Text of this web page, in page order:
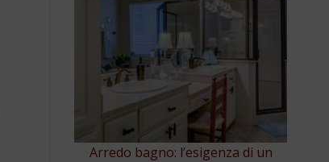
Arredo bagno: l’esigenza di un